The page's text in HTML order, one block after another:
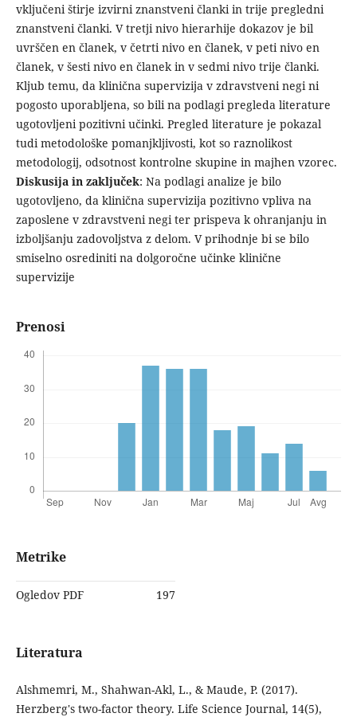
vključeni štirje izvirni znanstveni članki in trije pregledni
znanstveni članki. V tretji nivo hierarhije dokazov je bil
uvrščen en članek, v četrti nivo en članek, v peti nivo en
članek, v šesti nivo en članek in v sedmi nivo trije članki.
Kljub temu, da klinična supervizija v zdravstveni negi ni
pogosto uporabljena, so bili na podlagi pregleda literature
ugotovljeni pozitivni učinki. Pregled literature je pokazal
tudi metodološke pomanjkljivosti, kot so raznolikost
metodologij, odsotnost kontrolne skupine in majhen vzorec.
Diskusija in zaključek: Na podlagi analize je bilo
ugotovljeno, da klinična supervizija pozitivno vpliva na
zaposlene v zdravstveni negi ter prispeva k ohranjanju in
izboljšanju zadovoljstva z delom. V prihodnje bi se bilo
smiselno osrediniti na dolgoročne učinke klinične
supervizije
Prenosi
Metrike
Ogledov PDF 197
Literatura
Alshmemri, M., Shahwan-Akl, L., & Maude, P. (2017).
Herzberg's two-factor theory. Life Science Journal, 14(5),